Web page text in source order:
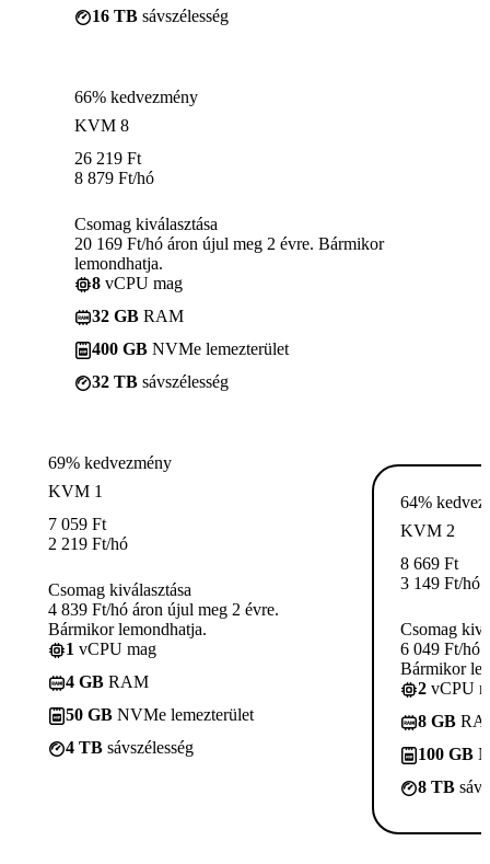
16 TB sávszélesség
66% kedvezmény
KVM 8
26 219 Ft
8 879 Ft/hó
Csomag kiválasztása
20 169 Ft/hó áron újul meg 2 évre. Bármikor
lemondhatja.
8 vCPU mag
32 GB RAM
400 GB NVMe lemezterület
32 TB sávszélesség
69% kedvezmény
KVM 1
7 059 Ft
2 219 Ft/hó
Csomag kiválasztása
4 839 Ft/hó áron újul meg 2 évre.
Bármikor lemondhatja.
1 vCPU mag
4 GB RAM
50 GB NVMe lemezterület
4 TB sávszélesség
64%
KVM 2
8 669 Ft
3 149 Ft/hó
Csomag
6 049 Ft/hó
Bármikor
2 vCPU
8 GB
100 GB
8 TB